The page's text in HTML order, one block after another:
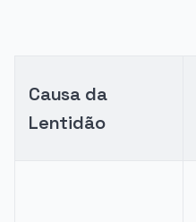
Causa da
Lentidão